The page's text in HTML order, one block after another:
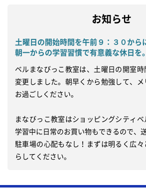
お知らせ
土曜日の開始時間を午前９：３０から
朝一からの学習習慣で有意義な休日を。
ベルまなびっこ教室は、土曜日の開室
変更しました。朝早くから勉強して、
お過ごしください。
まなびっこ教室はショッピングシティ
学習中に日常のお買い物もできるので、
駐車場の心配もなし！まずは明るく広
らしてください。